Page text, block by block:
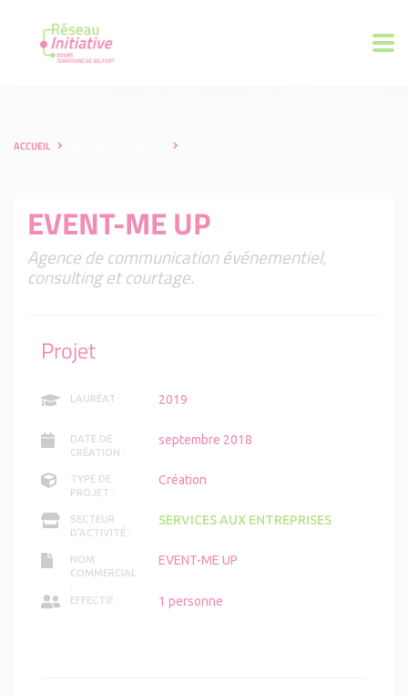
ACCUEIL
EVENT-ME UP
Agence de communication événementiel,
consulting et courtage.
Projet
LAURÉAT : 2019
DATE DE
CRÉATION :
septembre 2018
TYPE DE
PROJET :
Création
SECTEUR
D'ACTIVITÉ :
SERVICES AUX ENTREPRISES
NOM
COMMERCIAL
:
EVENT-ME UP
EFFECTIF : 1 personne